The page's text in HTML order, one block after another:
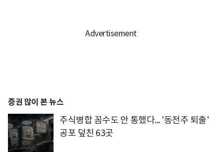
증권 많이 본 뉴스
주식병합 꼼수도 안 통했다... '동전주 퇴출'
공포 덮친 63곳